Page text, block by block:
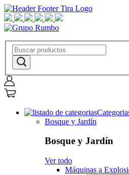
Bosque y Jardín
Bosque y Jardín
Ver todo
Máquinas a